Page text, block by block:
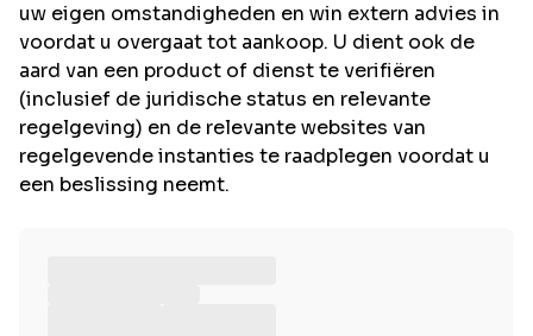
uw eigen omstandigheden en win extern advies in
voordat u overgaat tot aankoop. U dient ook de
aard van een product of dienst te verifiëren
(inclusief de juridische status en relevante
regelgeving) en de relevante websites van
regelgevende instanties te raadplegen voordat u
een beslissing neemt.